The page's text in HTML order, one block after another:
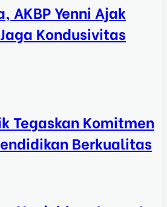
AKBP Yenni Ajak
Kondusivitas
Tegaskan Komitmen
Berkualitas